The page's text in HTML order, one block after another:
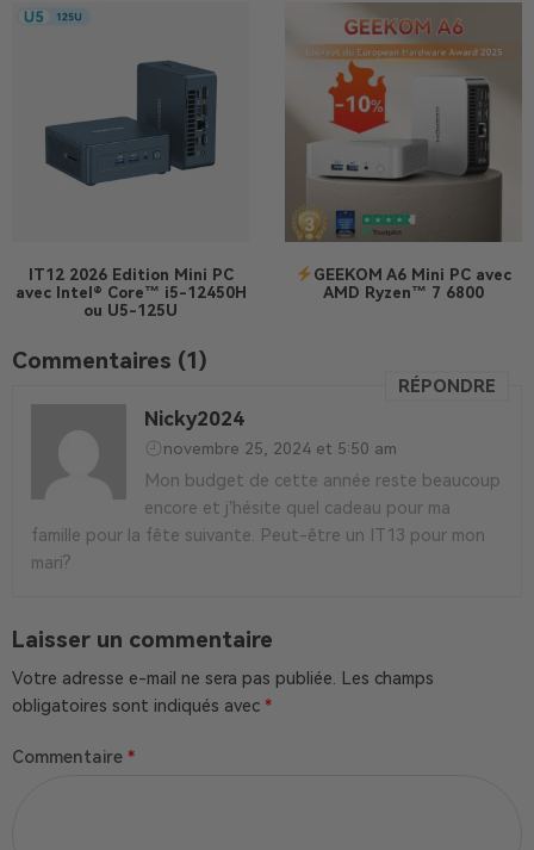
IT12 2026 Edition Mini PC
avec Intel® Core™ i5-12450H
ou U5-125U
GEEKOM A6 Mini PC avec
AMD Ryzen™ 7 6800
Commentaires (1)
Nicky2024
novembre 25, 2024 et 5:50 am
RÉPONDRE
Mon budget de cette année reste beaucoup
encore et j’hésite quel cadeau pour ma
famille pour la fête suivante. Peut-être un IT13 pour mon
mari?
Laisser un commentaire
Votre adresse e-mail ne sera pas publiée. Les champs
obligatoires sont indiqués avec *
Commentaire *